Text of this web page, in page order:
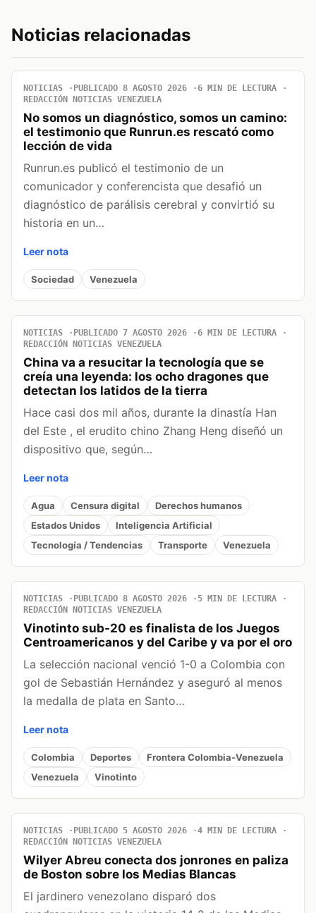
Noticias relacionadas
NOTICIAS PUBLICADO 8 AGOSTO 2026
6 MIN DE LECTURA
REDACCIÓN NOTICIAS VENEZUELA
No somos un diagnóstico, somos un camino:
el testimonio que Runrun.es rescató como
lección de vida
Runrun.es publicó el testimonio de un
comunicador y conferencista que desafió un
diagnóstico de parálisis cerebral y convirtió su
historia en un…
Leer nota
Sociedad Venezuela
NOTICIAS PUBLICADO 7 AGOSTO 2026
6 MIN DE LECTURA
REDACCIÓN NOTICIAS VENEZUELA
China va a resucitar la tecnología que se
creía una leyenda: los ocho dragones que
detectan los latidos de la tierra
Hace casi dos mil años, durante la dinastía Han
del Este , el erudito chino Zhang Heng diseñó un
dispositivo que, según…
Leer nota
Agua Censura digital
Derechos humanos
Estados Unidos
Inteligencia Artificial
Tecnología / Tendencias
Transporte Venezuela
NOTICIAS PUBLICADO 8 AGOSTO 2026
5 MIN DE LECTURA
REDACCIÓN NOTICIAS VENEZUELA
Vinotinto sub-20 es finalista de los Juegos
Centroamericanos y del Caribe y va por el oro
La selección nacional venció 1-0 a Colombia con
gol de Sebastián Hernández y aseguró al menos
la medalla de plata en Santo…
Leer nota
Colombia Deportes
Frontera Colombia-Venezuela
Venezuela
Vinotinto
NOTICIAS PUBLICADO 5 AGOSTO 2026
4 MIN DE LECTURA
REDACCIÓN NOTICIAS VENEZUELA
Wilyer Abreu conecta dos jonrones en paliza
de Boston sobre los Medias Blancas
El jardinero venezolano disparó dos